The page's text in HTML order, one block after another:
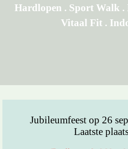
Hardlopen . Sport Walk
Vitaal Fit .
Jubileumfeest op 26
Laatste